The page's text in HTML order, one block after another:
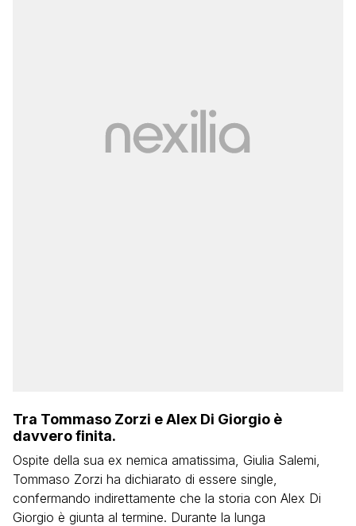
Tra Tommaso Zorzi e Alex Di Giorgio è
davvero finita.
Ospite della sua ex nemica amatissima, Giulia Salemi,
Tommaso Zorzi ha dichiarato di essere single,
confermando indirettamente che la storia con Alex Di
Giorgio è giunta al termine. Durante la lunga